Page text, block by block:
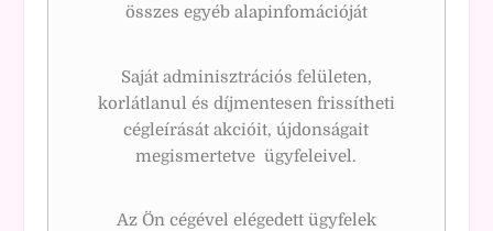
összes egyéb alapinfomációját
Saját adminisztrációs felületen,
korlátlanul és díjmentesen frissítheti
cégleírását akcióit, újdonságait
megismertetve ügyfeleivel.
Az Ön cégével elégedett ügyfelek